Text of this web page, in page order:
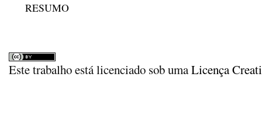
RESUMO
Este trabalho está licenciado sob umaLicença